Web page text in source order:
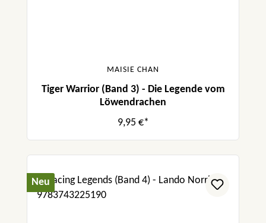
MAISIE CHAN
Tiger Warrior (Band 3) - Die Legende vom
Löwendrachen
9,95 €*
Neu